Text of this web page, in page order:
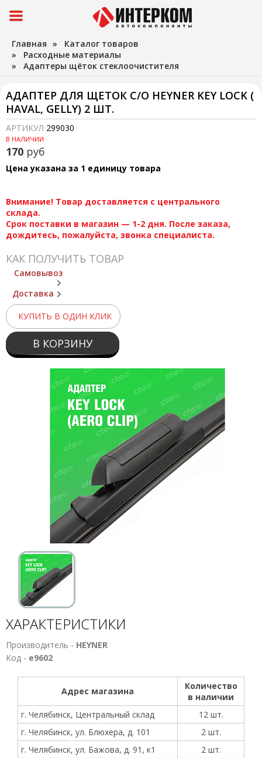
Главная » Каталог товаров
» Расходные материалы
» Адаптеры щёток стеклоочистителя
АДАПТЕР ДЛЯ ЩЕТОК С/О HEYNER KEY LOCK (
HAVAL, GELLY) 2 ШТ.
АРТИКУЛ 299030
В НАЛИЧИИ
170 руб
Цена указана за 1 единицу товара
Внимание! Товар доставляется с центрального
склада.
Срок поставки в магазин — 1-2 дня. После заказа,
дождитесь, пожалуйста, звонка специалиста.
КАК ПОЛУЧИТЬ ТОВАР
Самовывоз
Доставка
КУПИТЬ В ОДИН КЛИК
В КОРЗИНУ
ХАРАКТЕРИСТИКИ
Производитель - HEYNER
Код - е9602
Адрес магазина
Количество
в наличии
г. Челябинск, Центральный склад
12 шт.
г. Челябинск, ул. Блюхера, д. 101
2 шт.
г. Челябинск, ул. Бажова, д. 91, к1
2 шт.